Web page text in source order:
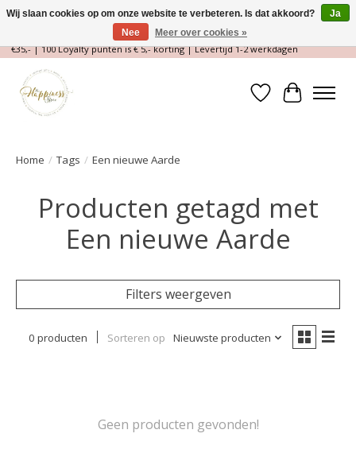
Magische Conceptstore, Edelstenen & Spirituele winkel | Gratis verzending >
€35,- | 100 Loyalty punten is € 5,- korting | Levertijd 1-2 werkdagen
Verlanglijst
Home / Tags / Een nieuwe Aarde
Producten getagd met
Een nieuwe Aarde
Filters weergeven
0 producten Sorteren op Nieuwste producten
Geen producten gevonden!
Wij slaan cookies op om onze website te verbeteren. Is dat akkoord?
Ja
Nee
Meer over cookies »